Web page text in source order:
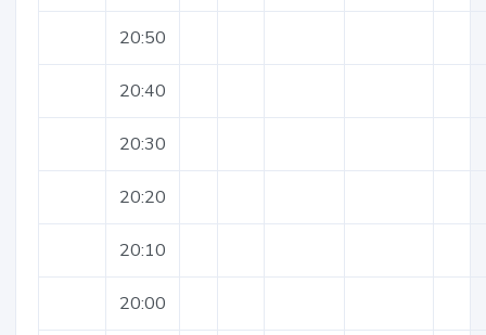
20:50
20:40
20:30
20:20
20:10
20:00